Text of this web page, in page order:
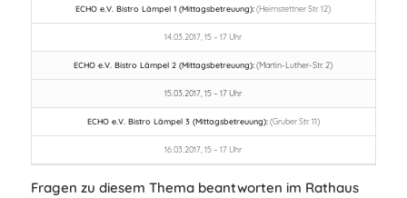
ECHO e.V. Bistro Lämpel 1 (Mittagsbetreuung):(Heimstettner Str. 12)
14.03.2017, 15 – 17 Uhr
ECHO e.V. Bistro Lämpel 2 (Mittagsbetreuung):(Martin-Luther-Str. 2)
15.03.2017, 15 – 17 Uhr
ECHO e.V. Bistro Lämpel 3 (Mittagsbetreuung):(Gruber Str. 11)
16.03.2017, 15 – 17 Uhr
Fragen zu diesem Thema beantworten im Rathaus